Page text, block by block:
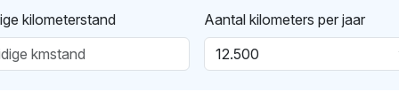
kilometerstand
Aantal kilometers per jaar